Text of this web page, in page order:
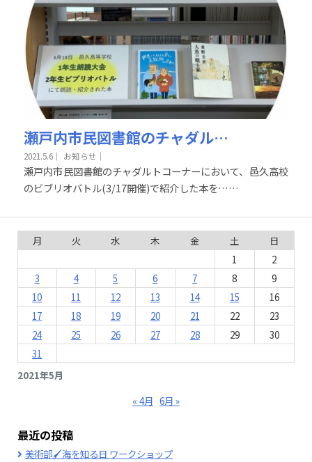
瀬戸内市民図書館のチャダルトコーナー
2021.5.6 ｜ お知らせ｜
瀬戸内市民図書館のチャダルトコーナーにおいて、邑久高校
のビブリオバトル(3/17開催)で紹介した本を……
2021年5月
月 火 水 木 金 土
日
1
2
3
4 5 6 7 8
9
10
11 12 13 14 15
16
17
18 19 20 21 22
23
24
25 26 27 28 29
30
31
« 4月 6月 »
最近の投稿
美術部🖌海を知る日 ワークショップ